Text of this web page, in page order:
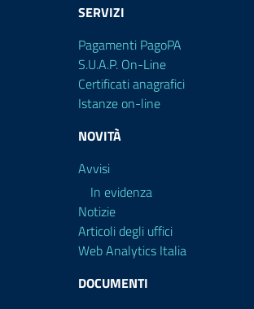
SERVIZI
Pagamenti PagoPA
S.U.A.P. On-Line
Certificati anagrafici
Istanze on-line
NOVITÀ
Avvisi
In evidenza
Notizie
Articoli degli uffici
Web Analytics Italia
DOCUMENTI